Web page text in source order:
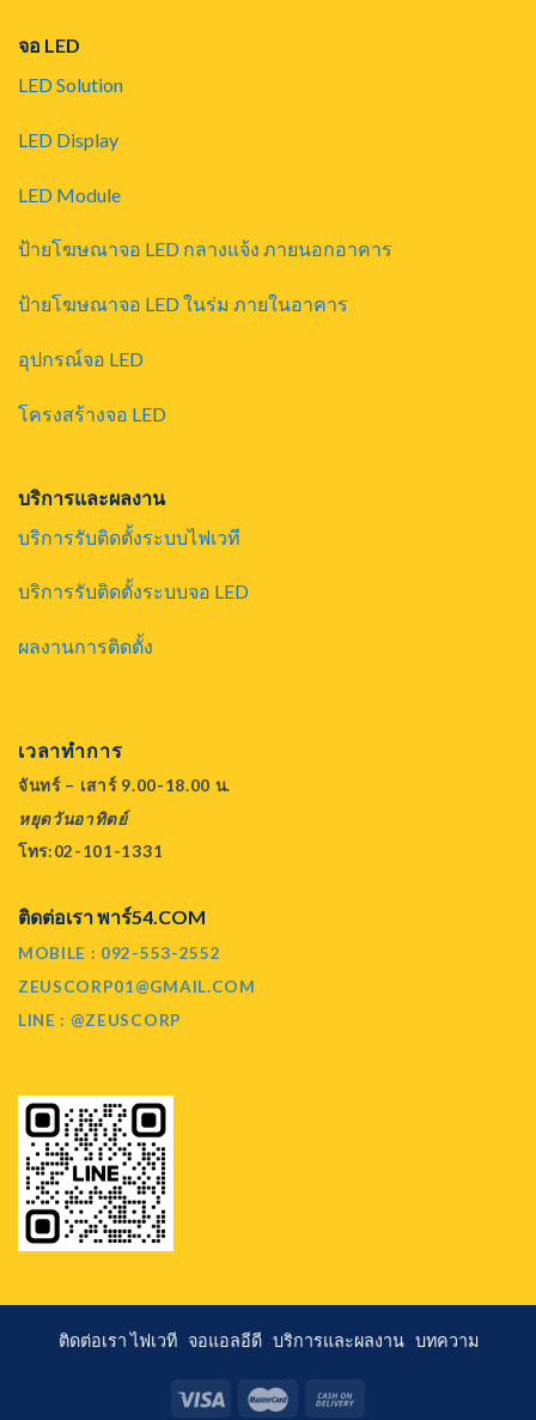
จอ LED
LED Solution
LED Display
LED Module
ป้ายโฆษณาจอ LED กลางแจ้ง ภายนอกอาคาร
ป้ายโฆษณาจอ LED ในร่ม ภายในอาคาร
อุปกรณ์จอ LED
โครงสร้างจอ LED
บริการและผลงาน
บริการรับติดตั้งระบบไฟเวที
บริการรับติดตั้งระบบจอ LED
ผลงานการติดตั้ง
เวลาทำการ
จันทร์ – เสาร์ 9.00-18.00 น.
หยุดวันอาทิตย์
โทร:02-101-1331
ติดต่อเรา พาร์54.COM
MOBILE : 092-553-2552
ZEUSCORP01@GMAIL.COM
LINE : @ZEUSCORP
ติดต่อเราไฟเวที จอแอลอีดี บริการและผลงาน บทความ